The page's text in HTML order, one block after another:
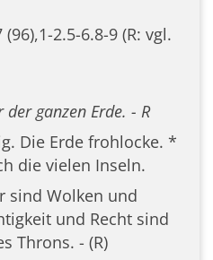
(96),1-2.5-6.8-9 (R: vgl.
ganzen Erde. - R
Die Erde frohlocke. *
die vielen Inseln.
sind Wolken und
und Recht sind
Throns. - (R)